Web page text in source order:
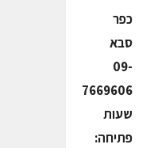
כפר
סבא
09-
7669606
שעות
פתיחה: